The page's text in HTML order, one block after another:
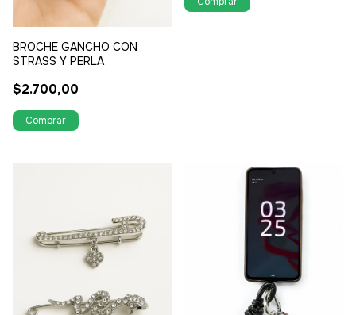
BROCHE GANCHO CON
STRASS Y PERLA
$2.700,00